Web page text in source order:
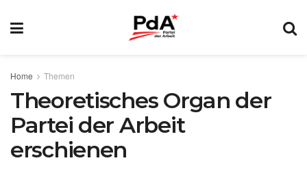
Home Themen
Theoretisches Organ der
Partei der Arbeit
erschienen